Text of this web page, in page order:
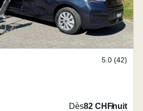
5.0 (42)
Dès82 CHF/nuit